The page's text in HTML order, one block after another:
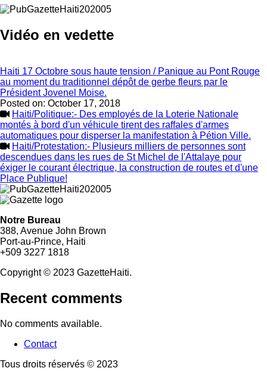
Vidéo en vedette
Haiti 17 Octobre sous haute tension / Panique au Pont Rouge
au moment du traditionnel dépôt de gerbe fleurs par le
Président Jovenel Moise.
Posted on: October 17, 2018
Haiti/Politique:- Des employés de la Loterie Nationale
montés à bord d'un véhicule tirent des raffales d'armes
automatiques pour disperser la manifestation à Pétion Ville.
Haiti/Protestation:- Plusieurs milliers de personnes sont
descendues dans les rues de St Michel de l'Attalaye pour
éxiger le courant électrique, la construction de routes et d'une
Place Publique!
Notre Bureau
388, Avenue John Brown
Port-au-Prince, Haiti
+509 3227 1818
Copyright © 2023 GazetteHaiti.
Recent comments
No comments available.
Footer
Contact
Tous droits réservés © 2023